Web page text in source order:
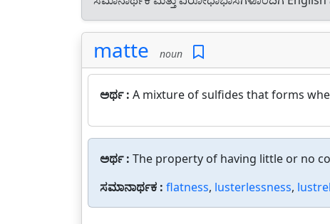
matte noun
ಅರ್ಥ : A mixture of sulfides that forms
ಅರ್ಥ : The property of having little or no
ಸಮಾನಾರ್ಥಕ : flatness, lusterlessness,